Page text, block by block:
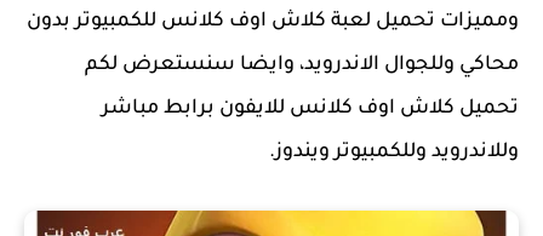
ومميزات تحميل لعبة كلاش اوف كلانس للكمبيوتر بدون
محاكي وللجوال الاندرويد، وايضا سنستعرض لكم
تحميل كلاش اوف كلانس للايفون برابط مباشر
وللاندرويد وللكمبيوتر ويندوز.